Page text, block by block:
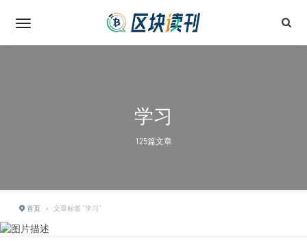
学习
125篇文章
首页 › 文章标签 "学习"